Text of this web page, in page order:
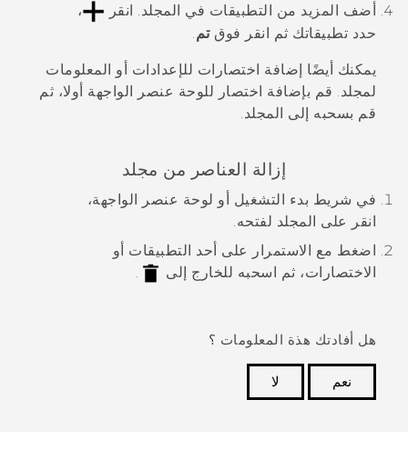
أضف المزيد من التطبيقات في المجلد. انقر
،
حدد تطبيقاتك ثم انقر فوقتم.
يمكنك أيضًا إضافة اختصارات للإعدادات أو المعلومات
لمجلد. قم بإضافة اختصار للوحة عنصر الواجهة أولا، ثم
قم بسحبه إلى المجلد.
إزالة العناصر من مجلد
في شريط بدء التشغيل أو لوحة عنصر الواجهة،
انقر على المجلد لفتحه.
اضغط مع الاستمرار على أحد التطبيقات أو
الاختصارات، ثم اسحبه للخارج إلى
هل أفادتك هذة المعلومات ؟
نعم
لا